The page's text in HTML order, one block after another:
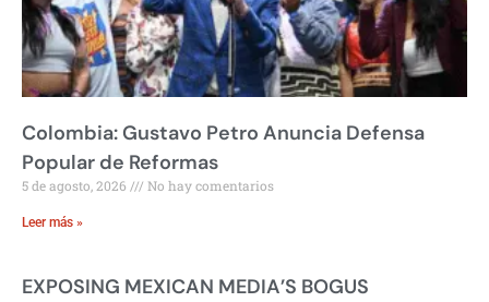
Colombia: Gustavo Petro Anuncia Defensa
Popular de Reformas
5 de agosto, 2026 No hay comentarios
Leer más »
EXPOSING MEXICAN MEDIA’S BOGUS